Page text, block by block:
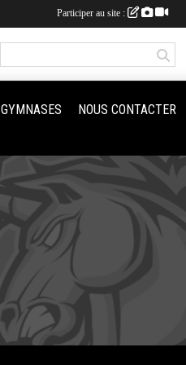
GYMNASES NOUS CONTACTER
Participer au site :